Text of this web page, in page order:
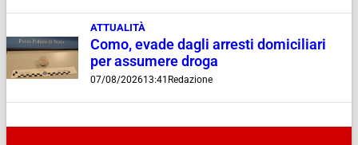
ATTUALITÀ
Como, evade dagli arresti domiciliari
per assumere droga
07/08/202613:41 Redazione